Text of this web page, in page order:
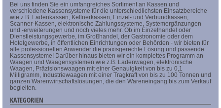
Bei uns finden Sie ein umfangreiches Sortiment an Kassen und
verschiedene Kassensysteme für die unterschiedlichsten Einsatzbereiche
wie z.B. Ladenkassen, Kellnerkassen, Einzel- und Verbundkassen,
Scanner-Kassen, elektronische Zahlungssysteme, Systemergänzungen
und -erweiterungen und noch vieles mehr. Ob im Einzelhandel oder
Dienstleistungsgewerbe, im Großhandel, der Gastronomie oder dem
Hotelgewerbe, in öffentlichen Einrichtungen oder Behörden - wir bieten für
alle professionellen Anwender die praxisgerechte Lösung und passende
Kassensysteme! Darüber hinaus bieten wir ein komplettes Programm an
Waagen und Waagensystemen wie z.B. Ladenwagen, elektronische
Waagen, Präzisionswaagen mit einer Genauigkeit von bis zu 0,1
Milligramm, Industriewaagen mit einer Tragkraft von bis zu 100 Tonnen und
ganzen Warenwirtschaftslösungen, die den Wareneingang bis zum Verkauf
begleiten.
KATEGORIEN